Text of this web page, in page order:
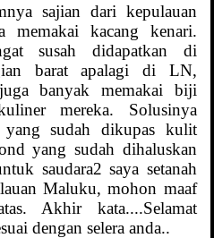
sajian dari kepulauan
kacang kenari.
susah didapatkan di
barat apalagi di LN,
banyak memakai biji
mereka. Solusinya
sudah dikupas kulit
yang sudah dihaluskan
saudara2 saya setanah
Maluku, mohon maaf
Akhir kata....Selamat
dengan selera anda..